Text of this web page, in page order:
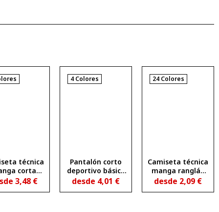
técnica
corta
SLAM
3,48 €
4 Colores
Pantalón corto
deportivo básico
punto liso SPORT
desde 4,01 €
24 Colores
Camiseta técnica
manga ranglán
entallada
transpirable
desde 2,09 €